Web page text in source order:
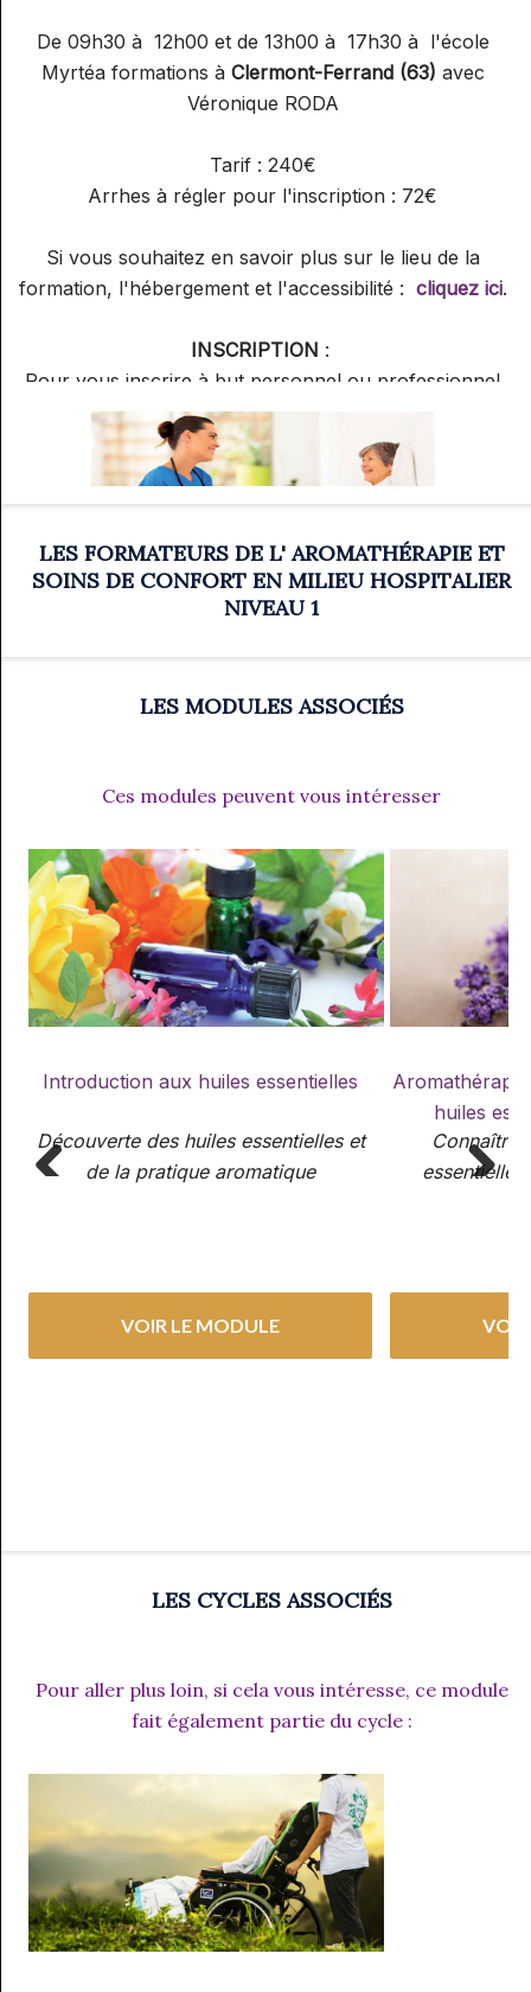
De 09h30 à 12h00 et de 13h00 à 17h30 à l'école
Myrtéa formations à Clermont-Ferrand (63) avec
Véronique RODA
Tarif : 240€
Arrhes à régler pour l'inscription : 72€
Si vous souhaitez en savoir plus sur le lieu de la
formation, l'hébergement et l'accessibilité : cliquez ici.
INSCRIPTION :
Pour vous inscrire à but personnel ou professionnel
Pour offrir un cadeau à un proche
Pour inscrire plusieurs personnes à la fois
Pour demander un devis
Merci de le faire ci-après :
Arrhes
LES FORMATEURS DE L' AROMATHÉRAPIE ET
SOINS DE CONFORT EN MILIEU HOSPITALIER
NIVEAU 1
LES MODULES ASSOCIÉS
Ces modules peuvent vous intéresser
Introduction aux huiles essentielles
Découverte des huiles essentielles et
de la pratique aromatique
VOIR LE MODULE
huiles
Connaître
LES CYCLES ASSOCIÉS
Pour aller plus loin, si cela vous intéresse, ce module
fait également partie du cycle :